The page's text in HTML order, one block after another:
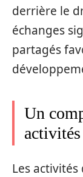
derrière le
échanges
partagés
Un
Les